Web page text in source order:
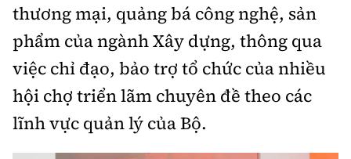
thương mại, quảng bá công nghệ, sản
phẩm của ngành Xây dựng, thông qua
việc chỉ đạo, bảo trợ tổ chức của nhiều
hội chợ triển lãm chuyên đề theo các
lĩnh vực quản lý của Bộ.